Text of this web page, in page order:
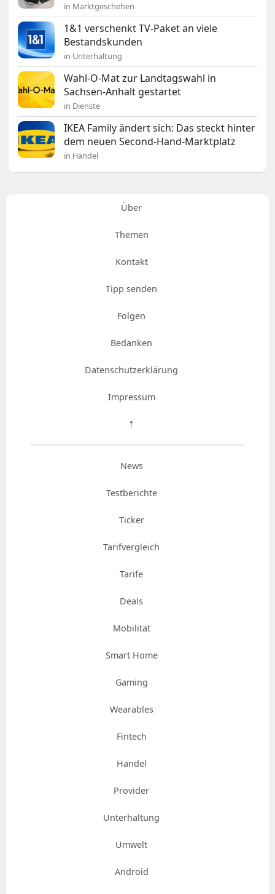
in Marktgeschehen
1&1 verschenkt TV-Paket an viele
Bestandskunden
in Unterhaltung
Wahl-O-Mat zur Landtagswahl in
Sachsen-Anhalt gestartet
in Dienste
IKEA Family ändert sich: Das steckt hinter
dem neuen Second-Hand-Marktplatz
in Handel
Über
Themen
Kontakt
Tipp senden
Folgen
Bedanken
Datenschutzerklärung
Impressum
⇡
News
Testberichte
Ticker
Tarifvergleich
Tarife
Deals
Mobilität
Smart Home
Gaming
Wearables
Fintech
Handel
Provider
Unterhaltung
Umwelt
Android